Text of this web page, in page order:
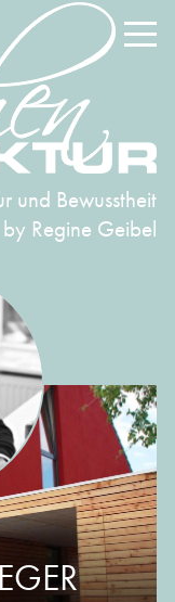
und Bewusstheit
by Regine Geibel